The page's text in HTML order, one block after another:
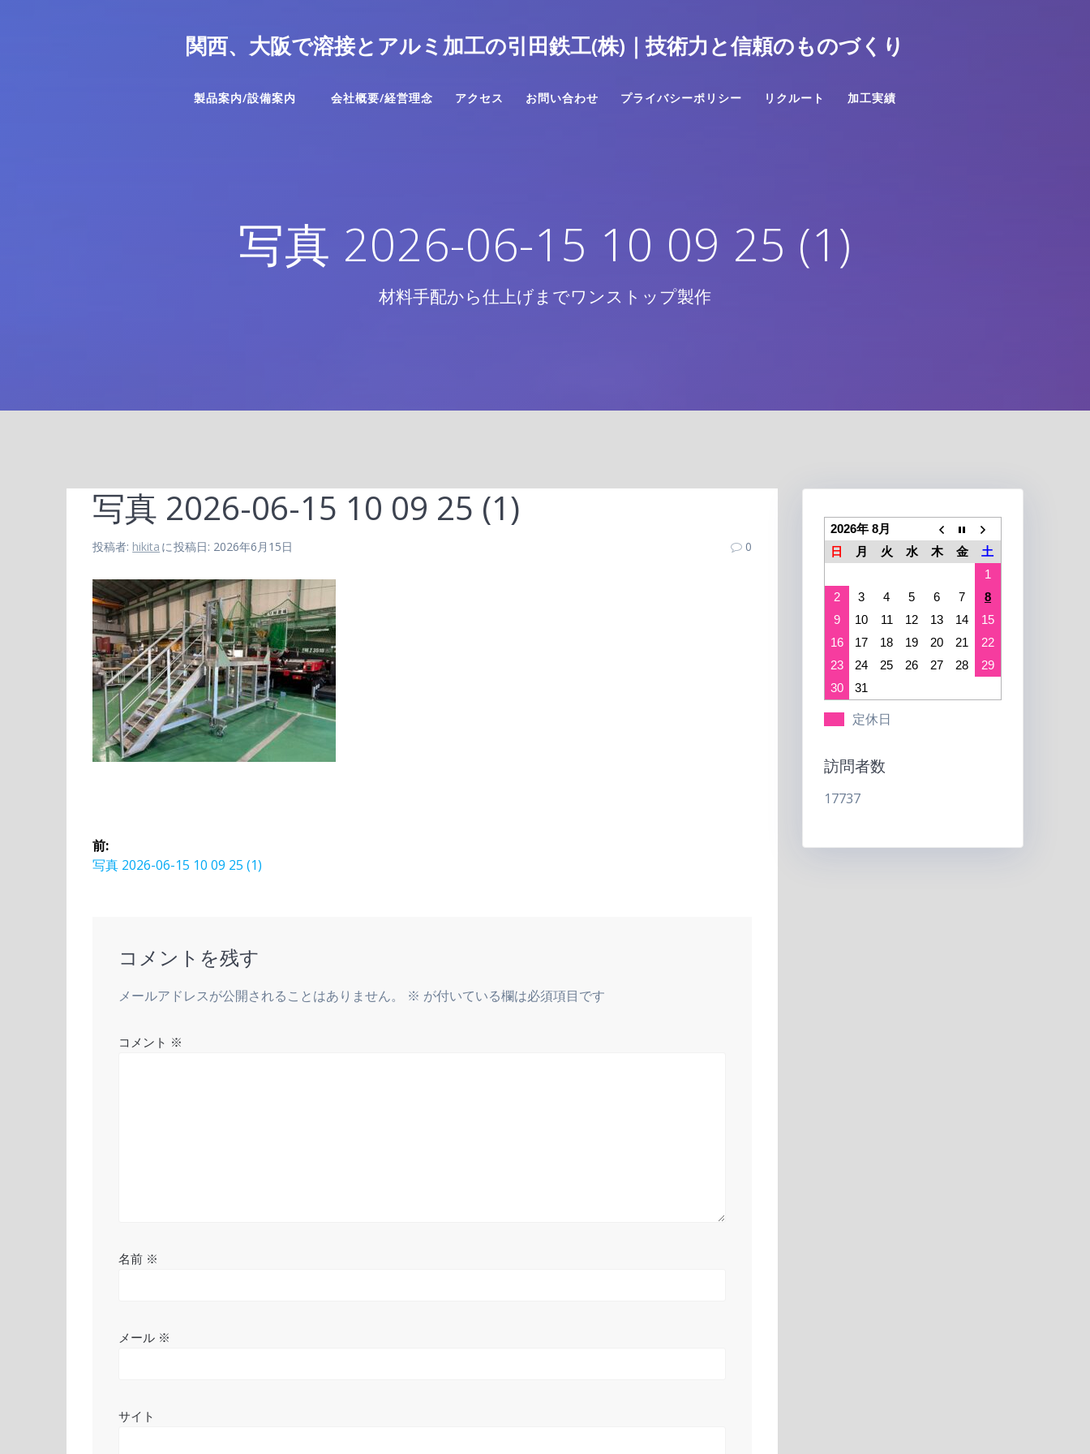
関西、大阪で溶接とアルミ加工の引田鉄工(株)｜技術力と信頼のものづくり
製品案内/設備案内 会社概要/経営理念 アクセス お問い合わせ プライバシーポリシー リクルート 加工実績
写真 2026-06-15 10 09 25 (1)
材料手配から仕上げまでワンストップ製作
写真 2026-06-15 10 09 25 (1)
投稿者: hikita に投稿日: 2026年6月15日 0
投
稿
前:
前
写真 2026-06-15 10 09 25 (1)
コメントを残す
メールアドレスが公開されることはありません。 ※ が付いている欄は必須項目です
コメント ※
名前 ※
メール ※
サイト
2026年 8月
日
月 火 水 木 金
土
1
2
3 4 5 6 7
8
9
10 11 12 13 14
15
16
17 18 19 20 21
22
23
24 25 26 27 28
29
30
31
定休日
訪問者数
17737